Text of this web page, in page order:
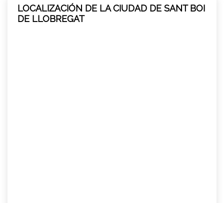
LOCALIZACIÓN DE LA CIUDAD DE SANT BOI
DE LLOBREGAT